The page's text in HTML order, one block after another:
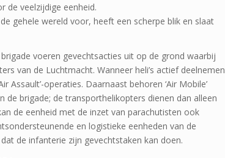
de veelzijdige eenheid.
gehele wereld voor, heeft een scherpe blik en slaat
voeren gevechtsacties uit op de grond waarbij
van de Luchtmacht. Wanneer heli’s actief deelnemen
Assault’-operaties. Daarnaast behoren ‘Air Mobile’
brigade; de transporthelikopters dienen dan alleen
de eenheid met de inzet van parachutisten ook
en logistieke eenheden van de
de infanterie zijn gevechtstaken kan doen.